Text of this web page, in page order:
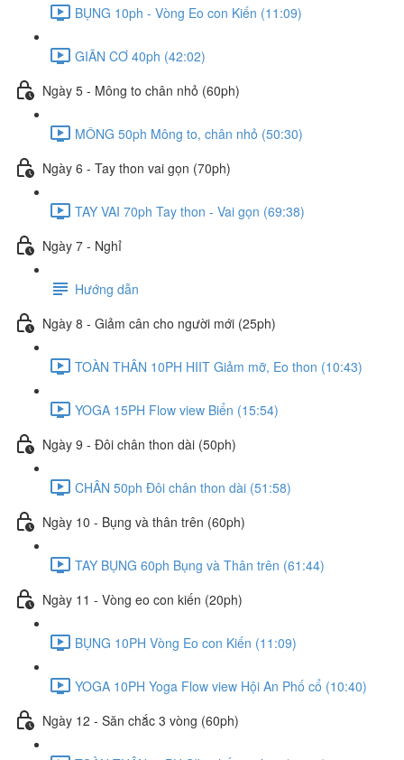
BỤNG 10ph - Vòng Eo con Kiến (11:09)
GIÃN CƠ 40ph (42:02)
Ngày 5 - Mông to chân nhỏ (60ph)
MÔNG 50ph Mông to, chân nhỏ (50:30)
Ngày 6 - Tay thon vai gọn (70ph)
TAY VAI 70ph Tay thon - Vai gọn (69:38)
Ngày 7 - Nghỉ
Hướng dẫn
Ngày 8 - Giảm cân cho người mới (25ph)
TOÀN THÂN 10PH HIIT Giảm mỡ, Eo thon (10:43)
YOGA 15PH Flow view Biển (15:54)
Ngày 9 - Đôi chân thon dài (50ph)
CHÂN 50ph Đôi chân thon dài (51:58)
Ngày 10 - Bụng và thân trên (60ph)
TAY BỤNG 60ph Bụng và Thân trên (61:44)
Ngày 11 - Vòng eo con kiến (20ph)
BỤNG 10PH Vòng Eo con Kiến (11:09)
YOGA 10PH Yoga Flow view Hội An Phố cổ (10:40)
Ngày 12 - Săn chắc 3 vòng (60ph)